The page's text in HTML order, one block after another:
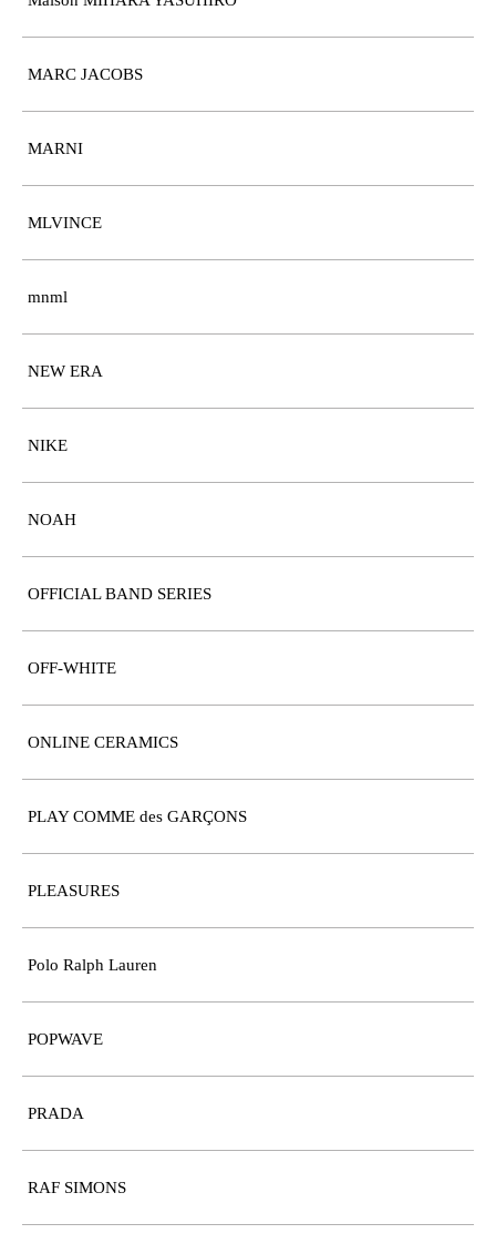
MARC JACOBS
MARNI
MLVINCE
mnml
NEW ERA
NIKE
NOAH
OFFICIAL BAND SERIES
OFF-WHITE
ONLINE CERAMICS
PLAY COMME des GARÇONS
PLEASURES
Polo Ralph Lauren
POPWAVE
PRADA
RAF SIMONS